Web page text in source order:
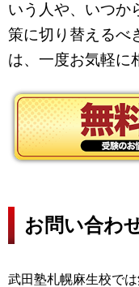
いう人や、いつか
策に切り替えるべ
は、一度お気軽に
お問い合わ
武田塾札幌麻生校では